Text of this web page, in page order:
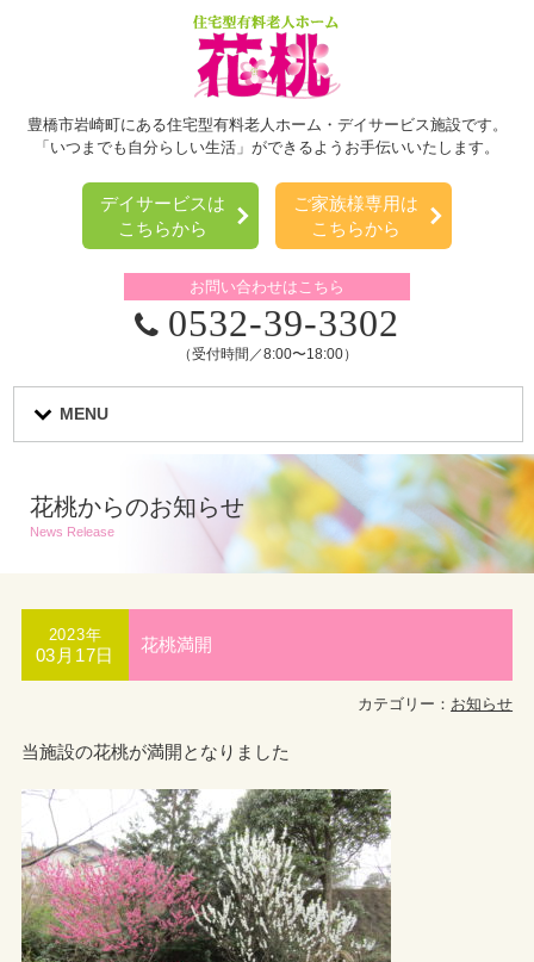
豊橋市岩崎町にある住宅型有料老人ホーム・デイサービス施設です。
「いつまでも自分らしい生活」ができるようお手伝いいたします。
デイサービスは
こちらから
ご家族様専用は
こちらから
お問い合わせはこちら
0532-39-3302
（受付時間／8:00〜18:00）
MENU
花桃からのお知らせ
News Release
2023年
03月17日
花桃満開
カテゴリー： お知らせ
当施設の花桃が満開となりました